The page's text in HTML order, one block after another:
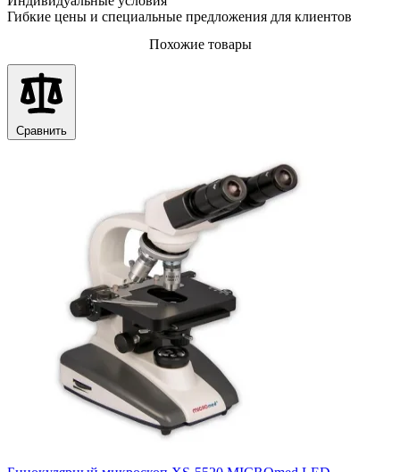
Гибкие цены и специальные предложения для клиентов
Похожие товары
Сравнить